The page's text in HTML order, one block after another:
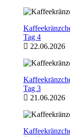
Tag 4
22.06.2026
Tag 3
21.06.2026